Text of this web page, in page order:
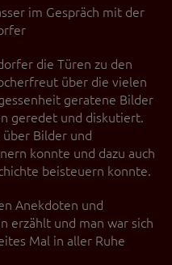
im Gespräch mit der
die Türen zu den
über die vielen
geratene Bilder
geredet und diskutiert.
Bilder und
konnte und dazu auch
beisteuern konnte.
Anekdoten und
erzählt und man war sich
Mal in aller Ruhe